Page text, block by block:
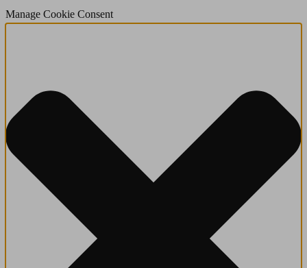
Manage Cookie Consent